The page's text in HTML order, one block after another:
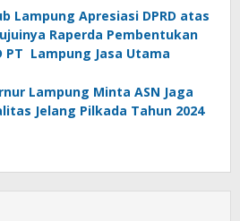
Lampung Apresiasi DPRD atas
Raperda Pembentukan
PT Lampung Jasa Utama
Lampung Minta ASN Jaga
Jelang Pilkada Tahun 2024